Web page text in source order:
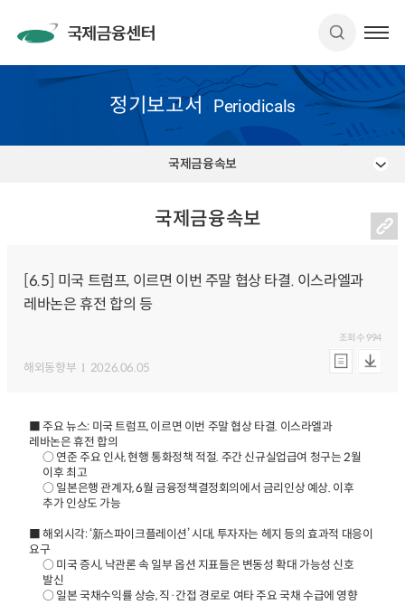
정기보고서 Periodicals
국제금융속보
국제금융속보
[6.5] 미국 트럼프, 이르면 이번 주말 협상 타결. 이스라엘과
레바논은 휴전 합의 등
해외동향부 2026.06.05
조회수994
■ 주요 뉴스: 미국 트럼프, 이르면 이번 주말 협상 타결. 이스라엘과
레바논은 휴전 합의
○ 연준 주요 인사, 현행 통화정책 적절. 주간 신규실업급여 청구는 2월
이후 최고
○ 일본은행 관계자, 6월 금융정책결정회의에서 금리인상 예상. 이후
추가 인상도 가능
■ 해외시각: ‘新스파이크플레이션’ 시대, 투자자는 헤지 등의 효과적 대응이
요구
○ 미국 증시, 낙관론 속 일부 옵션 지표들은 변동성 확대 가능성 신호
발신
○ 일본 국채수익률 상승, 직·간접 경로로 여타 주요 국채 수급에 영향